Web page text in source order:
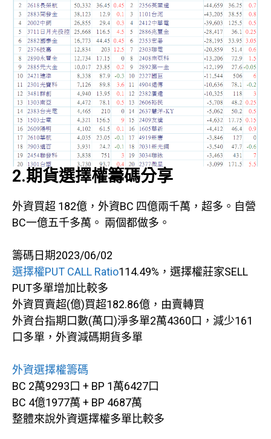
2.期貨選擇權籌碼分享
外資買超 182億，外資BC 四億兩千萬，超多。自營
BC一億五千多萬。 兩個都做多。
籌碼日期2023/06/02
選擇權PUT CALL Ratio114.49%，選擇權莊家SELL
PUT多單增加比較多
外資買賣超(億)買超182.86億，由賣轉買
外資台指期口數(萬口)淨多單2萬4360口，減少161
口多單，外資減碼期貨多單
外資選擇權籌碼
BC 2萬9293口 + BP 1萬6427口
BC 4億1977萬 + BP 4687萬
整體來說外資選擇權多單比較多